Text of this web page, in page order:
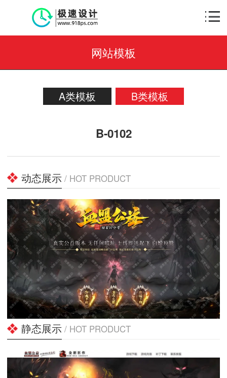
网站模板
A类模板 B类模板
B-0102
动态展示 / HOT PRODUCT
静态展示 / HOT PRODUCT